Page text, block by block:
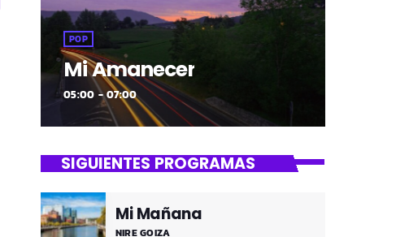
POP
Mi Amanecer
05:00 - 07:00
SIGUIENTES PROGRAMAS
Mi Mañana
NIRE GOIZA